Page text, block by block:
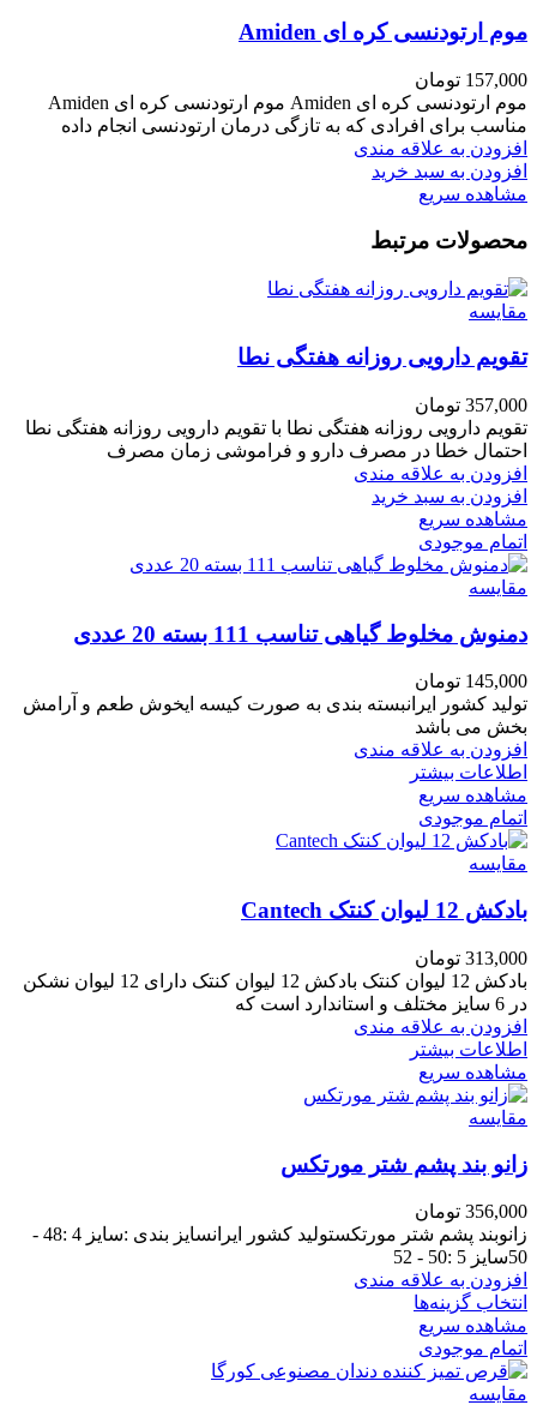
موم ارتودنسی کره ای Amiden
157,000 تومان
موم ارتودنسی کره ای Amiden موم ارتودنسی کره ای Amiden
مناسب برای افرادی که به تازگی درمان ارتودنسی انجام داده
افزودن به علاقه مندی
افزودن به سبد خرید
مشاهده سریع
محصولات مرتبط
مقایسه
تقویم دارویی روزانه هفتگی نطا
357,000 تومان
تقویم دارویی روزانه هفتگی نطا با تقویم دارویی روزانه هفتگی نطا
احتمال خطا در مصرف دارو و فراموشی زمان مصرف
افزودن به علاقه مندی
افزودن به سبد خرید
مشاهده سریع
اتمام موجودی
مقایسه
دمنوش مخلوط گیاهی تناسب 111 بسته 20 عددی
145,000 تومان
تولید کشور ایرانبسته بندی به صورت کیسه ایخوش طعم و آرامش
بخش می باشد
افزودن به علاقه مندی
اطلاعات بیشتر
مشاهده سریع
اتمام موجودی
مقایسه
بادکش 12 لیوان کنتک Cantech
313,000 تومان
بادکش 12 لیوان کنتک بادکش 12 لیوان کنتک دارای 12 لیوان نشکن
در 6 سایز مختلف و استاندارد است که
افزودن به علاقه مندی
اطلاعات بیشتر
مشاهده سریع
مقایسه
زانو بند پشم شتر مورتکس
356,000 تومان
زانوبند پشم شتر مورتکستولید کشور ایرانسایز بندی :سایز 4 :48 -
50سایز 5 :50 - 52
افزودن به علاقه مندی
انتخاب گزینه‌ها
مشاهده سریع
اتمام موجودی
مقایسه